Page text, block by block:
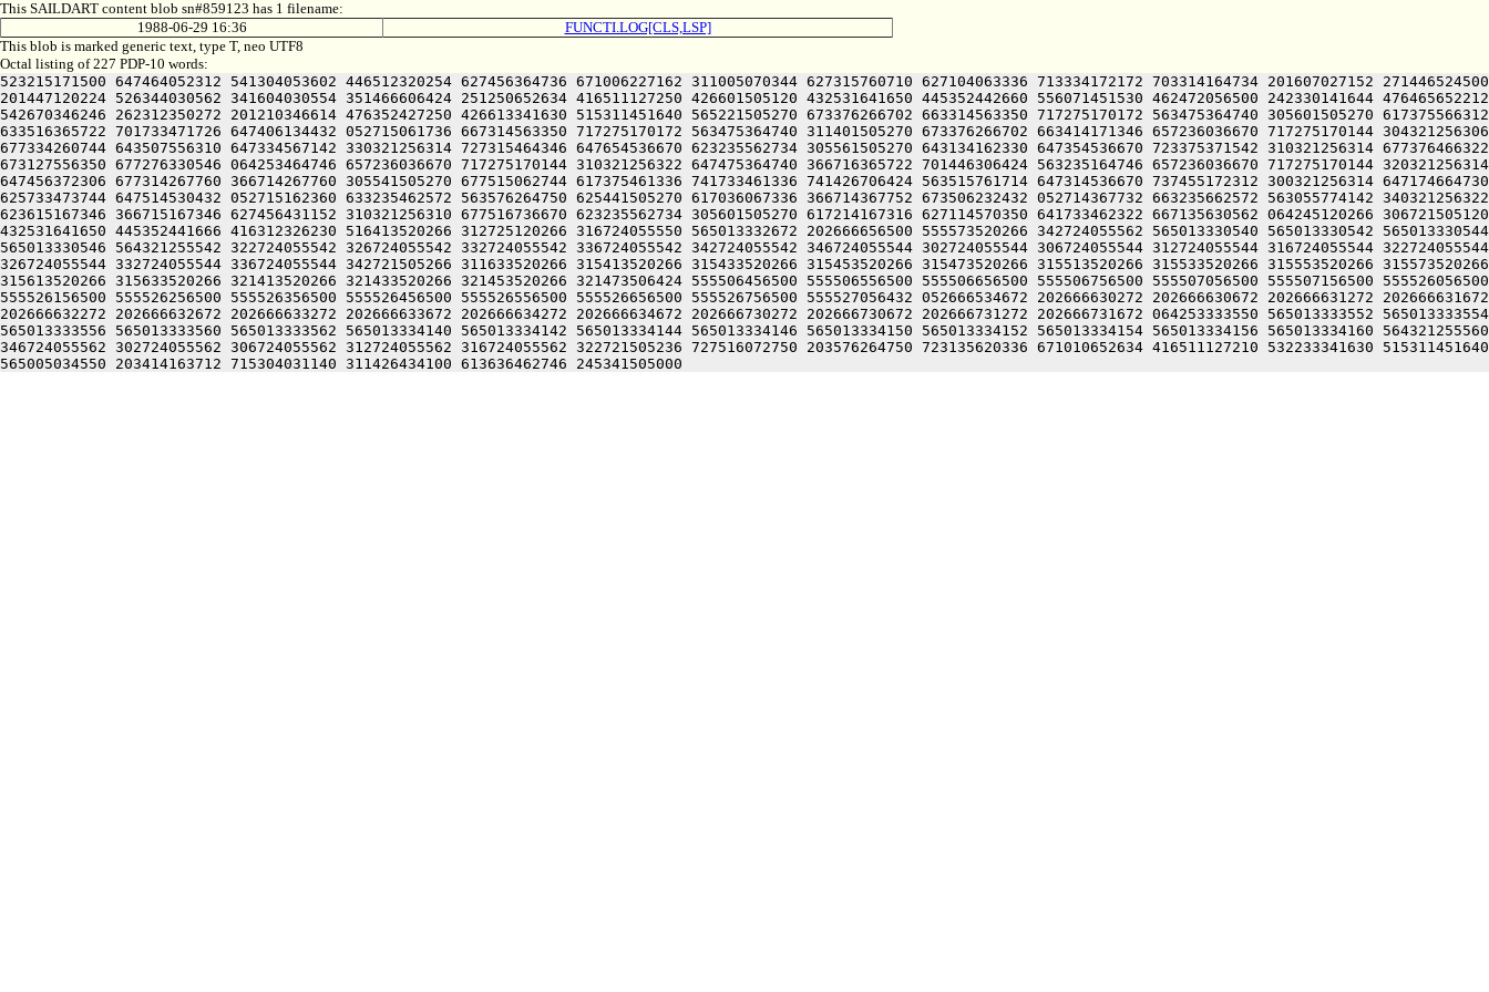
This SAILDART content blob sn#859123 has 1 filename:
1988-06-29 16:36
FUNCTI.LOG[CLS,LSP]
This blob is marked generic text, type T, neo UTF8
Octal listing of 227 PDP-10 words:
523215171500 647464052312 541304053602 446512320254 627456364736 671006227162 311005070344 627315760710 627104063336 713334172172 703314164734 201607027152 271446524500
201447120224 526344030562 341604030554 351466606424 251250652634 416511127250 426601505120 432531641650 445352442660 556071451530 462472056500 242330141644 476465652212
542670346246 262312350272 201210346614 476352427250 426613341630 515311451640 565221505270 673376266702 663314563350 717275170172 563475364740 305601505270 617375566312
633516365722 701733471726 647406134432 052715061736 667314563350 717275170172 563475364740 311401505270 673376266702 663414171346 657236036670 717275170144 304321256306
677334260744 643507556310 647334567142 330321256314 727315464346 647654536670 623235562734 305561505270 643134162330 647354536670 723375371542 310321256314 677376466322
673127556350 677276330546 064253464746 657236036670 717275170144 310321256322 647475364740 366716365722 701446306424 563235164746 657236036670 717275170144 320321256314
647456372306 677314267760 366714267760 305541505270 677515062744 617375461336 741733461336 741426706424 563515761714 647314536670 737455172312 300321256314 647174664730
625733473744 647514530432 052715162360 633235462572 563576264750 625441505270 617036067336 366714367752 673506232432 052714367732 663235662572 563055774142 340321256322
623615167346 366715167346 627456431152 310321256310 677516736670 623235562734 305601505270 617214167316 627114570350 641733462322 667135630562 064245120266 306721505120
432531641650 445352441666 416312326230 516413520266 312725120266 316724055550 565013332672 202666656500 555573520266 342724055562 565013330540 565013330542 565013330544
565013330546 564321255542 322724055542 326724055542 332724055542 336724055542 342724055542 346724055544 302724055544 306724055544 312724055544 316724055544 322724055544
326724055544 332724055544 336724055544 342721505266 311633520266 315413520266 315433520266 315453520266 315473520266 315513520266 315533520266 315553520266 315573520266
315613520266 315633520266 321413520266 321433520266 321453520266 321473506424 555506456500 555506556500 555506656500 555506756500 555507056500 555507156500 555526056500
555526156500 555526256500 555526356500 555526456500 555526556500 555526656500 555526756500 555527056432 052666534672 202666630272 202666630672 202666631272 202666631672
202666632272 202666632672 202666633272 202666633672 202666634272 202666634672 202666730272 202666730672 202666731272 202666731672 064253333550 565013333552 565013333554
565013333556 565013333560 565013333562 565013334140 565013334142 565013334144 565013334146 565013334150 565013334152 565013334154 565013334156 565013334160 564321255560
346724055562 302724055562 306724055562 312724055562 316724055562 322721505236 727516072750 203576264750 723135620336 671010652634 416511127210 532233341630 515311451640
565005034550 203414163712 715304031140 311426434100 613636462746 245341505000